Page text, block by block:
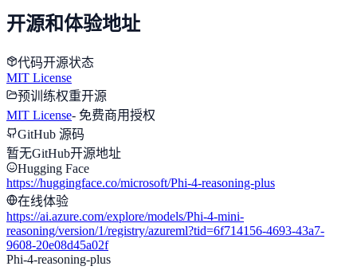
开源和体验地址
代码开源状态
MIT License
预训练权重开源
MIT License- 免费商用授权
GitHub 源码
暂无GitHub开源地址
Hugging Face
https://huggingface.co/microsoft/Phi-4-reasoning-plus
在线体验
https://ai.azure.com/explore/models/Phi-4-mini-
reasoning/version/1/registry/azureml?tid=6f714156-4693-43a7-
9608-20e08d45a02f
Phi-4-reasoning-plus